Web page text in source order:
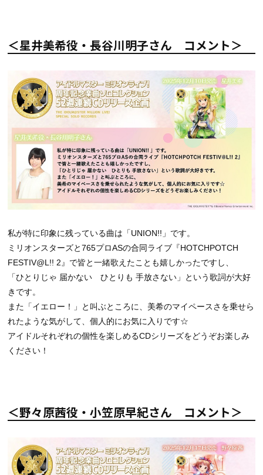
＜星井美希役・長谷川明子さん コメント＞
私が特に印象に残っている曲は「UNION!!」です。
ミリオンスターズと765プロASの合同ライブ『HOTCHPOTCH
FESTIV@L!! 2』で皆と一緒歌えたことも嬉しかったですし、
「ひとりじゃ 届かない ひとりも 手放さない」という歌詞が大好
きです。
また「イエロー！」と叫ぶところに、美希のマイペースさを乗せら
れたような気がして、個人的にお気に入りです☆
アイドルそれぞれの個性を楽しめるCDシリーズをどうぞお楽しみ
ください！
＜野々原茜役・小笠原早紀さん コメント＞